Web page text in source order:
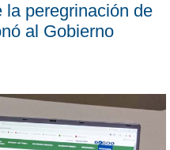
peregrinación de
al Gobierno